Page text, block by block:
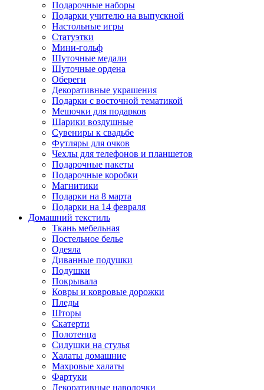
Подарочные наборы
Подарки учителю на выпускной
Настольные игры
Статуэтки
Мини-гольф
Шуточные медали
Шуточные ордена
Обереги
Декоративные украшения
Подарки с восточной тематикой
Мешочки для подарков
Шарики воздушные
Сувениры к свадьбе
Футляры для очков
Чехлы для телефонов и планшетов
Подарочные пакеты
Подарочные коробки
Магнитики
Подарки на 8 марта
Подарки на 14 февраля
Домашний текстиль
Ткань мебельная
Постельное белье
Одеяла
Диванные подушки
Подушки
Покрывала
Ковры и ковровые дорожки
Пледы
Шторы
Скатерти
Полотенца
Сидушки на стулья
Халаты домашние
Махровые халаты
Фартуки
Декоративные наволочки